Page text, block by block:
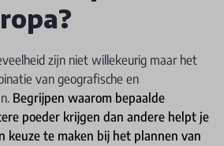
zijn niet willekeurig maar het
van geografische en
Begrijpen waarom bepaalde
poeder krijgen dan andere helpt je
keuze te maken bij het plannen van